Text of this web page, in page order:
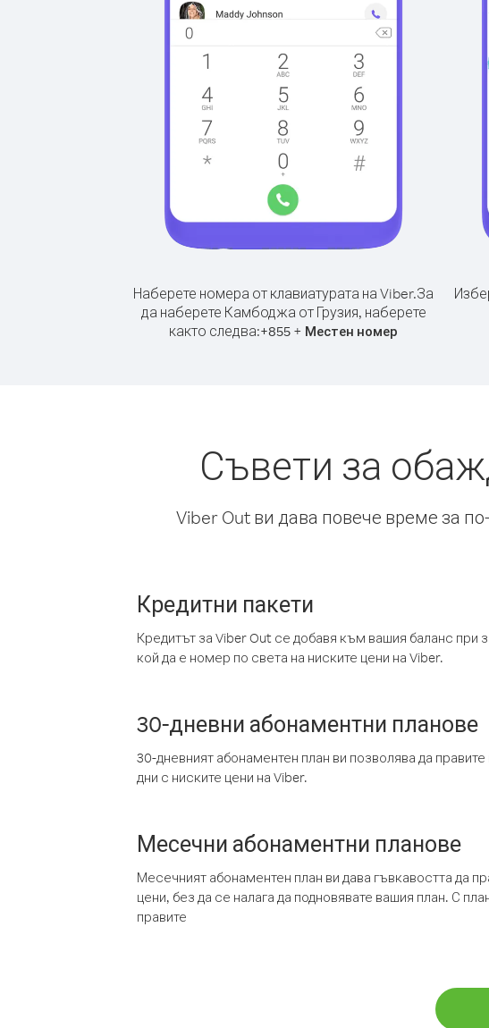
Наберете номера от клавиатурата на Viber.За
да наберете Камбоджа от Грузия, наберете
както следва:+855 + Местен номер
Съвети за
Viber Out ви дава повече време за
Кредитни пакети
Кредитът за Viber Out се добавя към вашия баланс при
кой да е номер по света на ниските цени на Viber.
30-дневни абонаментни планове
30-дневният абонаментен план ви позволява да
дни с ниските цени на Viber.
Месечни абонаментни планове
Месечният абонаментен план ви дава гъвкавостта да
цени, без да се налага да подновявате вашия план. С
правите